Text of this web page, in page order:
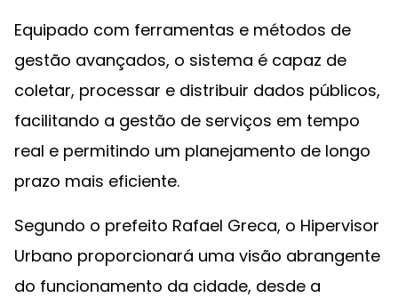
Equipado com ferramentas e métodos de
gestão avançados, o sistema é capaz de
coletar, processar e distribuir dados públicos,
facilitando a gestão de serviços em tempo
real e permitindo um planejamento de longo
prazo mais eficiente.
Segundo o prefeito Rafael Greca, o Hipervisor
Urbano proporcionará uma visão abrangente
do funcionamento da cidade, desde a